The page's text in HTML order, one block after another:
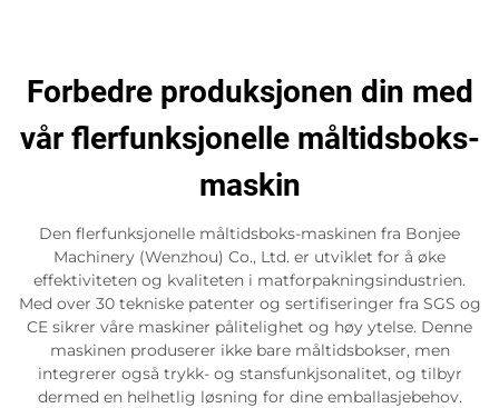
Forbedre produksjonen din med
vår flerfunksjonelle måltidsboks-
maskin
Den flerfunksjonelle måltidsboks-maskinen fra Bonjee
Machinery (Wenzhou) Co., Ltd. er utviklet for å øke
effektiviteten og kvaliteten i matforpakningsindustrien.
Med over 30 tekniske patenter og sertifiseringer fra SGS og
CE sikrer våre maskiner pålitelighet og høy ytelse. Denne
maskinen produserer ikke bare måltidsbokser, men
integrerer også trykk- og stansfunkjsonalitet, og tilbyr
dermed en helhetlig løsning for dine emballasjebehov.